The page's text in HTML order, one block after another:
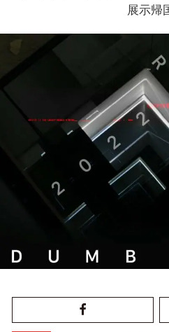
展示帰